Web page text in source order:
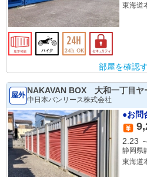
東海道
部屋を確認
屋外 NAKAVAN BOX 大和一丁目ヤ
中日本バンリース株式会社
●お問
2.23 ～
静岡県
東海道